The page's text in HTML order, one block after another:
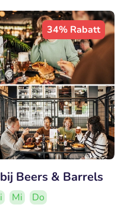
34% Rabatt
Beers & Barrels
Mi
Do